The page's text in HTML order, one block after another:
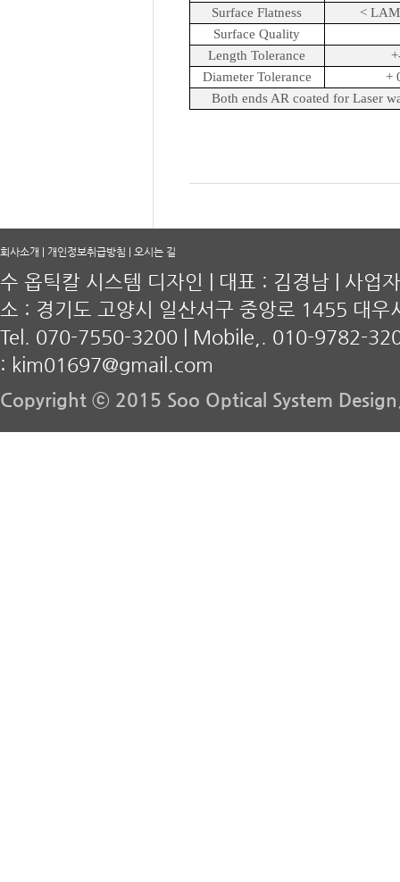
Surface Flatness
<
Surface Quality
Length Tolerance
Diameter Tolerance
+
Both ends AR coated for Laser
회사소개 개인정보취급방침 오시는 길
수 옵틱칼 시스템 디자인 | 대표 : 김경남 | 사
소 : 경기도 고양시 일산서구 중앙로 1455 대우
Tel. 070-7550-3200 | Mobile,. 010-9782-
: kim01697@gmail.com
Copyright ⓒ 2015 Soo Optical System